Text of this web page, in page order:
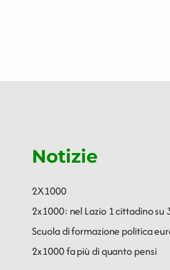
Notizie
2X1000
2x1000: nel Lazio 1 cittadino
Scuola di formazione politica
2x1000 fa più di quanto pensi